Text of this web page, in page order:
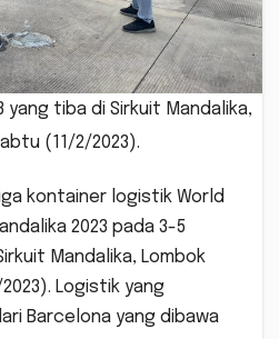
yang tiba di Sirkuit Mandalika,
(11/2/2023).
kontainer logistik World
2023 pada 3-5
Mandalika, Lombok
Logistik yang
Barcelona yang dibawa